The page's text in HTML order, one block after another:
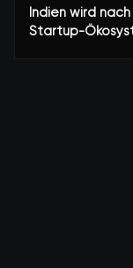
Indien wird
Startup-